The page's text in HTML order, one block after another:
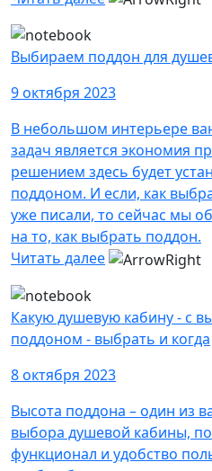
Выбираем поддон для
9 октября 2023
В небольшом интерьере
задач является экономия
решением здесь будет
поддоном. И если, как
уже писали, то сейчас мы
на то, как выбрать поддон.
Читать далее
Какую душевую кабину - с
поддоном - выбрать и когда
8 октября 2023
Высота поддона – один из
выбора душевой кабины,
функционал и удобство